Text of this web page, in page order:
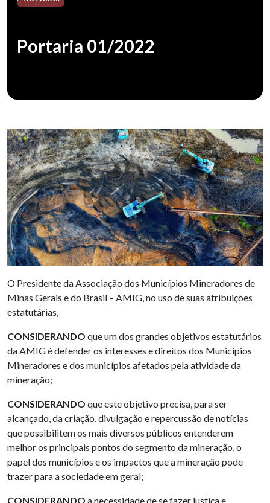
Portaria 01/2022
O Presidente da Associação dos Municípios Mineradores de
Minas Gerais e do Brasil – AMIG, no uso de suas atribuições
estatutárias,
CONSIDERANDO que um dos grandes objetivos estatutários
da AMIG é defender os interesses e direitos dos Municípios
Mineradores e dos municípios afetados pela atividade da
mineração;
CONSIDERANDO que este objetivo precisa, para ser
alcançado, da criação, divulgação e repercussão de notícias
que possibilitem os mais diversos públicos entenderem
melhor os principais pontos do segmento da mineração, o
papel dos municípios e os impactos que a mineração pode
trazer para a sociedade em geral;
CONSIDERANDO a necessidade de se fazer justiça e